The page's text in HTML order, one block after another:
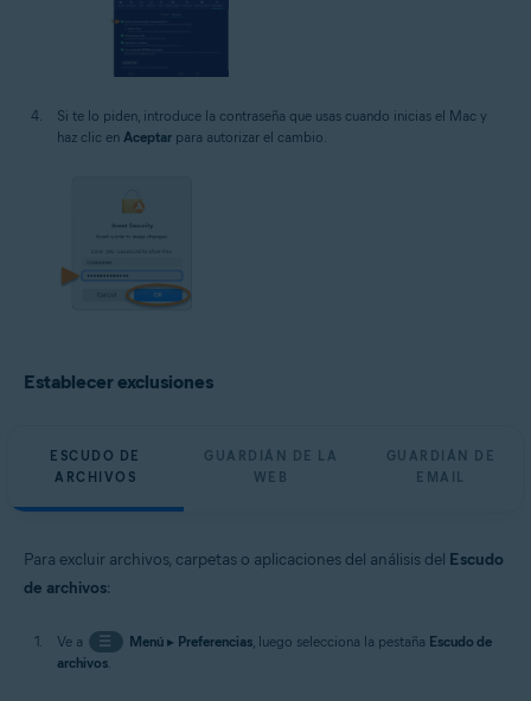
Si te lo piden, introduce la contraseña que usas cuando inicias el Mac y
haz clic en Aceptar para autorizar el cambio.
Establecer exclusiones
ESCUDO DE
ARCHIVOS
GUARDIÁN DE LA
WEB
GUARDIÁN DE
EMAIL
Para excluir archivos, carpetas o aplicaciones del análisis del Escudo
de archivos:
Ve a ☰ Menú▸ Preferencias, luego selecciona la pestaña Escudo de
archivos.